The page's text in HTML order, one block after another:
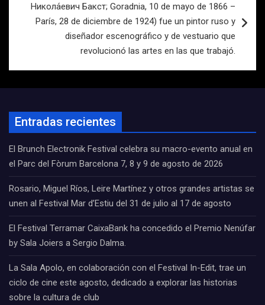
Никола́евич Бакст; Goradnia, 10 de mayo de 1866 –
París, 28 de diciembre de 1924) fue un pintor ruso y
diseñador escenográfico y de vestuario que
revolucionó las artes en las que trabajó.
Entradas recientes
El Brunch Electronik Festival celebra su macro-evento anual en
el Parc del Fòrum Barcelona 7, 8 y 9 de agosto de 2026
Rosario, Miguel Ríos, Leire Martínez y otros grandes artistas se
unen al Festival Mar d’Estiu del 31 de julio al 17 de agosto
El Festival Terramar CaixaBank ha concedido el Premio Nenúfar
by Sala Joiers a Sergio Dalma.
La Sala Apolo, en colaboración con el Festival In-Edit, trae un
ciclo de cine este agosto, dedicado a explorar las historias
sobre la cultura de club